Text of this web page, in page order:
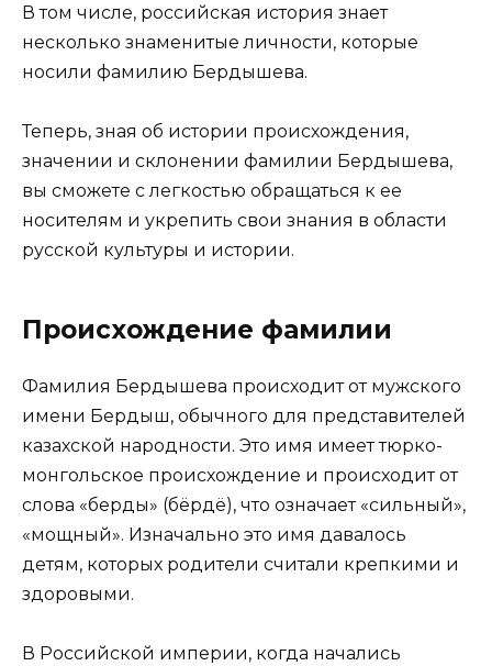
В том числе, российская история знает
несколько знаменитые личности, которые
носили фамилию Бердышева.
Теперь, зная об истории происхождения,
значении и склонении фамилии Бердышева,
вы сможете с легкостью обращаться к ее
носителям и укрепить свои знания в области
русской культуры и истории.
Происхождение фамилии
Фамилия Бердышева происходит от мужского
имени Бердыш, обычного для представителей
казахской народности. Это имя имеет тюрко-
монгольское происхождение и происходит от
слова «берды» (бёрдё), что означает «сильный»,
«мощный». Изначально это имя давалось
детям, которых родители считали крепкими и
здоровыми.
В Российской империи, когда начались